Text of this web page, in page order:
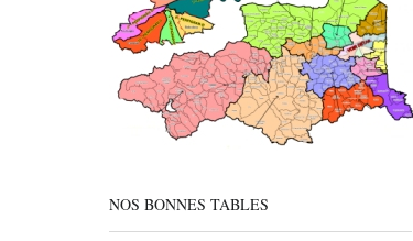
société sur ces formations reste parfois
condescendant — et ça, franchement, c’est être
déconnecté de la réalité. Choisir un CAP de
pâtissier ou de carrossier, c’est choisir un métier,
un savoir-faire, une indépendance possible. Ce
n’est pas un choix par défaut. C’est souvent un
choix par passion. Et là, Cécile Hernandez nous
donne une belle leçon : la passion et
NOS BONNES TABLES